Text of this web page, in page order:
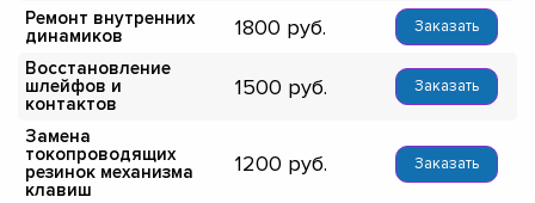
Ремонт внутренних
динамиков
1800 Заказать
Восстановление
шлейфов и
контактов
1500 Заказать
Замена
токопроводящих
резинок механизма
клавиш
1200 Заказать